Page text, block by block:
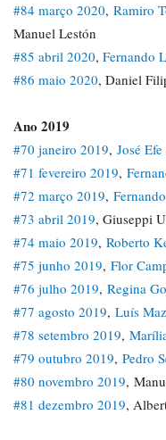
#84 março 2020, Ramiro
Manuel Lestón
#85 abril 2020, Fernando
#86 maio 2020, Daniel
Ano 2019
#70 janeiro 2019, José Efe
#71 fevereiro 2019,
#72 março 2019,
#73 abril 2019, Giuseppi
#74 maio 2019, Roberto
#75 junho 2019, Flor
#76 julho 2019, Regina
#77 agosto 2019, Luís
#78 setembro 2019,
#79 outubro 2019, Pedro
#80 novembro 2019,
#81 dezembro 2019,